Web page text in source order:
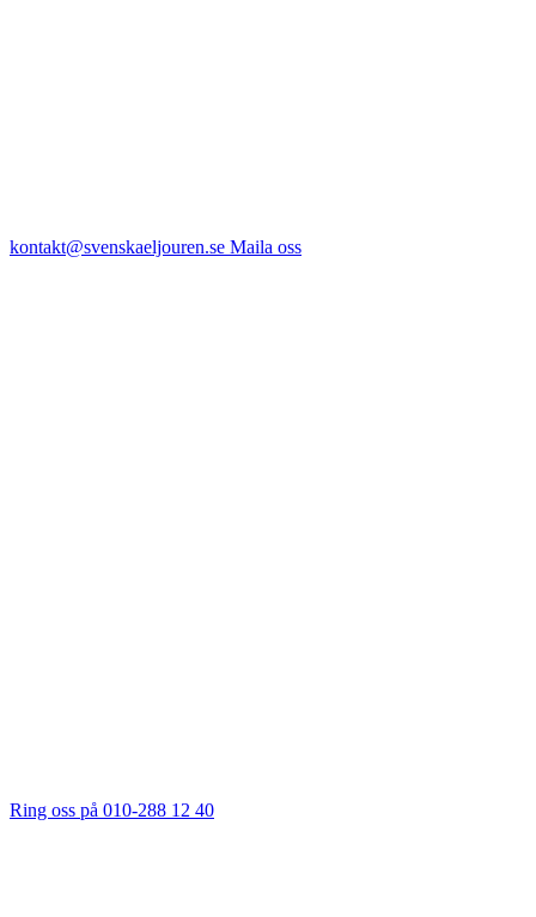
kontakt@svenskaeljouren.se Maila oss
Ring oss på 010-288 12 40